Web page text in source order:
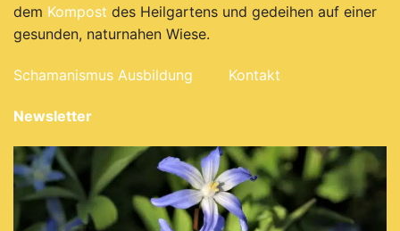
dem Kompost des Heilgartens und gedeihen auf einer
gesunden, naturnahen Wiese.
Schamanismus Ausbildung Kontakt
Newsletter